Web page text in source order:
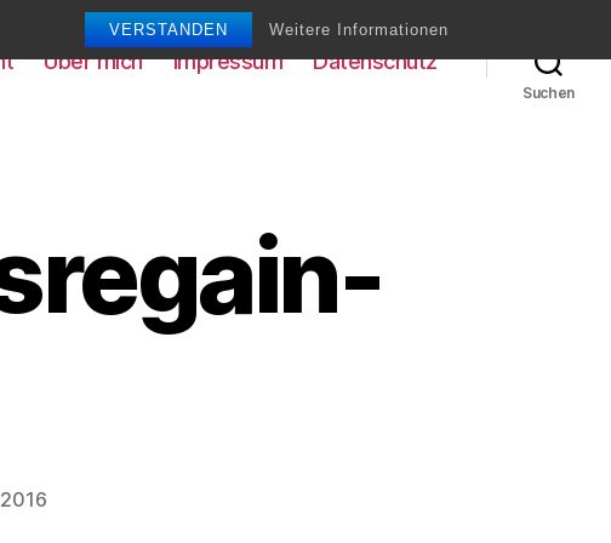
VERSTANDEN Weitere Informationen
Über mich Impressum Datenschutz
Suchen